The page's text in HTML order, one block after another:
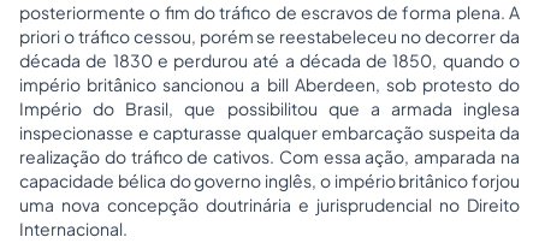
posteriormente o fim do tráfico de escravos de forma plena. A
priori o tráfico cessou, porém se reestabeleceu no decorrer da
década de 1830 e perdurou até a década de 1850, quando o
império britânico sancionou a bill Aberdeen, sob protesto do
Império do Brasil, que possibilitou que a armada inglesa
inspecionasse e capturasse qualquer embarcação suspeita da
realização do tráfico de cativos. Com essa ação, amparada na
capacidade bélica do governo inglês, o império britânico forjou
uma nova concepção doutrinária e jurisprudencial no Direito
Internacional.